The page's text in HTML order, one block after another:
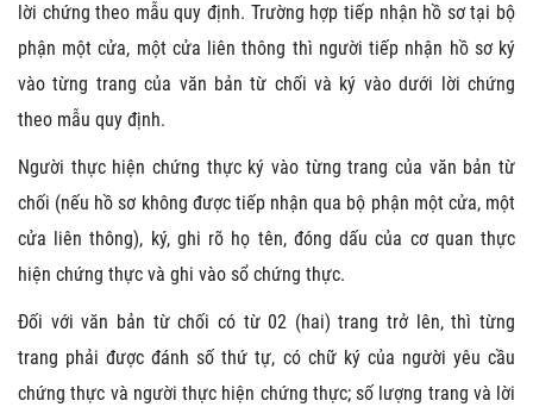
lời chứng theo mẫu quy định. Trường hợp tiếp nhận hồ sơ tại bộ
phận một cửa, một cửa liên thông thì người tiếp nhận hồ sơ ký
vào từng trang của văn bản từ chối và ký vào dưới lời chứng
theo mẫu quy định.
Người thực hiện chứng thực ký vào từng trang của văn bản từ
chối (nếu hồ sơ không được tiếp nhận qua bộ phận một cửa, một
cửa liên thông), ký, ghi rõ họ tên, đóng dấu của cơ quan thực
hiện chứng thực và ghi vào sổ chứng thực.
Đối với văn bản từ chối có từ 02 (hai) trang trở lên, thì từng
trang phải được đánh số thứ tự, có chữ ký của người yêu cầu
chứng thực và người thực hiện chứng thực; số lượng trang và lời